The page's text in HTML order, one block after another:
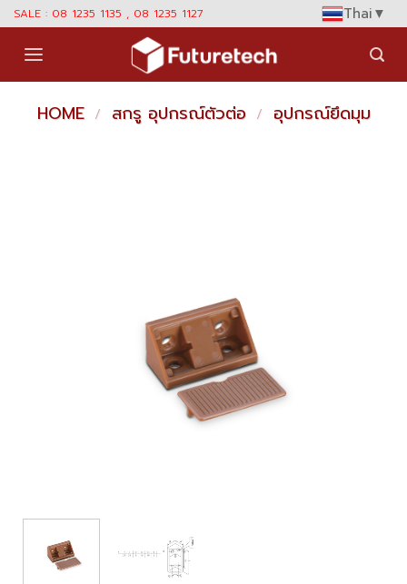
Skip
content
SALE : 08 1235 1135 , 08 1235 1127 Thai▼
HOME / สกรู อุปกรณ์ตัวต่อ / อุปกรณ์ยึดมุม